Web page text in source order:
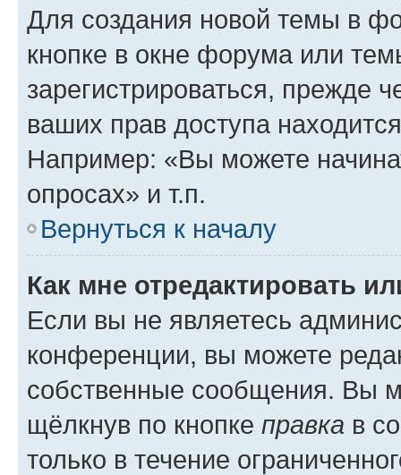
Для создания новой темы в
кнопке в окне форума или
зарегистрироваться, прежде
ваших прав доступа
Например: «Вы можете
опросах» и т.п.
Вернуться к началу
Как мне отредактировать
Если вы не являетесь
конференции, вы можете
собственные сообщения. Вы
щёлкнув по кнопке правка в
только в течение